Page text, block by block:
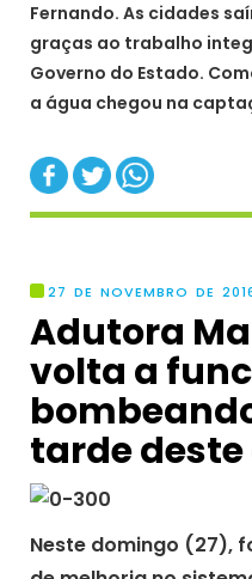
Fernando. As cidades
graças ao trabalho
Governo do Estado.
a água chegou na
27 DE NOVEMBRO DE
Adutora
volta a
tarde
Neste domingo (27),